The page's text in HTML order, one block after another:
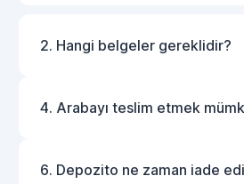
2. Hangi belgeler gereklidir?
4. Arabayı teslim etmek
6. Depozito ne zaman iade